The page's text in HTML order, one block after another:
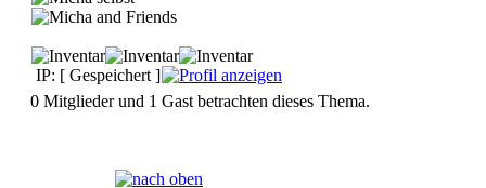
IP: [ Gespeichert ]
0 Mitglieder und 1 Gast betrachten dieses Thema.